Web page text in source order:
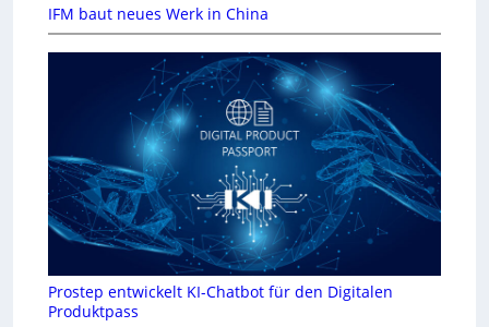
IFM baut neues Werk in China
Prostep entwickelt KI-Chatbot für den Digitalen
Produktpass